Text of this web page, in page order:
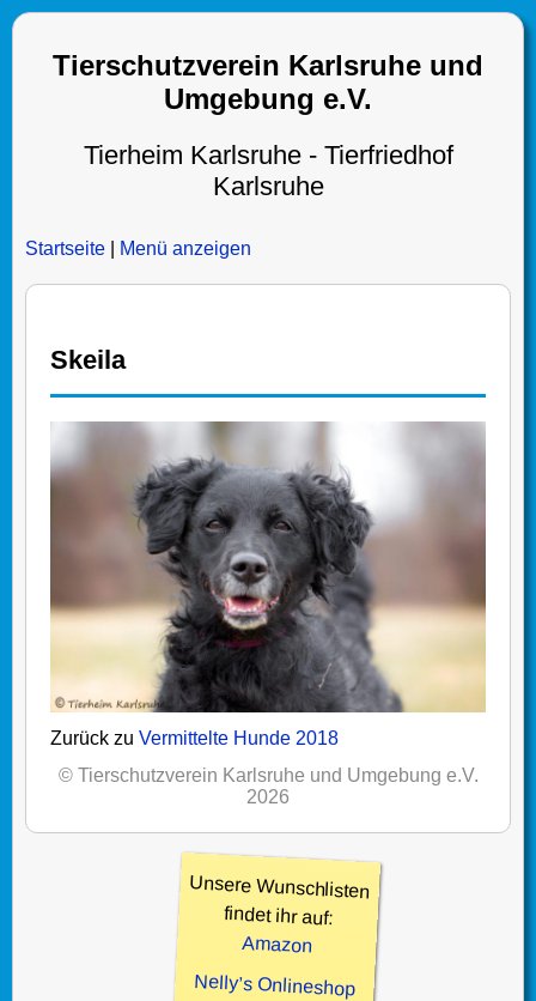
Tierschutzverein Karlsruhe und
Umgebung e.V.
Tierheim Karlsruhe - Tierfriedhof
Karlsruhe
Startseite Menü anzeigen
Skeila
Zurück zu Vermittelte Hunde 2018
© Tierschutzverein Karlsruhe und Umgebung e.V.
2026
Unsere Wunschlisten
findet ihr auf:
Amazon
Nelly’s Onlineshop